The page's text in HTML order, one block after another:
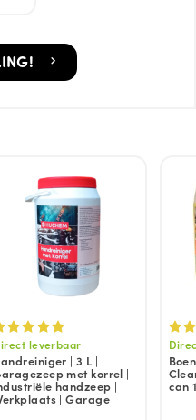
leverbaar
| 3 L |
met korrel |
handzeep |
| Garage
can